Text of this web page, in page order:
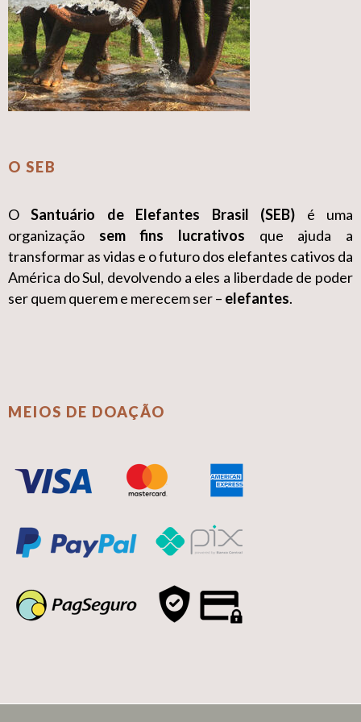
O SEB
OSantuário de Elefantes Brasil (SEB) é uma
organização sem fins lucrativos que ajuda a
transformar as vidas e o futuro dos elefantes cativos da
América do Sul, devolvendo a eles a liberdade de poder
ser quem querem e merecem ser – elefantes.
MEIOS DE DOAÇÃO